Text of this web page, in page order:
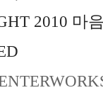
2010 마